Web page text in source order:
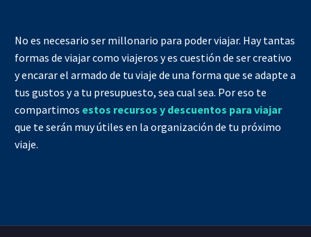
No es necesario ser millonario para poder viajar. Hay tantas
formas de viajar como viajeros y es cuestión de ser creativo
y encarar el armado de tu viaje de una forma que se adapte a
tus gustos y a tu presupuesto, sea cual sea. Por eso te
compartimos estos recursos y descuentos para viajar
que te serán muy útiles en la organización de tu próximo
viaje.